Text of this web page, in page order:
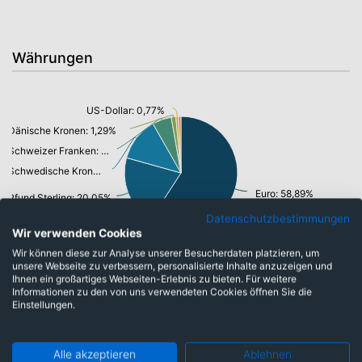
Währungen
Euro: 58,89%
Pfund Sterling: 20,05%
Schwedische Krone: 12,38%
Schweizer Franken: 5,47%
Dänische Kronen: 1,29%
US-Dollar: 0,77%
Top-Ten Titel
TKH Group N.V.
2,91%
Datenschutzbestimmungen
Wir verwenden Cookies
Wir können diese zur Analyse unserer Besucherdaten platzieren, um
unsere Webseite zu verbessern, personalisierte Inhalte anzuzeigen und
Ihnen ein großartiges Webseiten-Erlebnis zu bieten. Für weitere
Informationen zu den von uns verwendeten Cookies öffnen Sie die
Einstellungen.
Alle akzeptieren Ablehnen